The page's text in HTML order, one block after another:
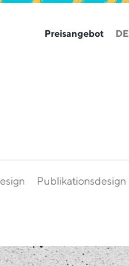
Preisangebot DE
Publikationsdesign